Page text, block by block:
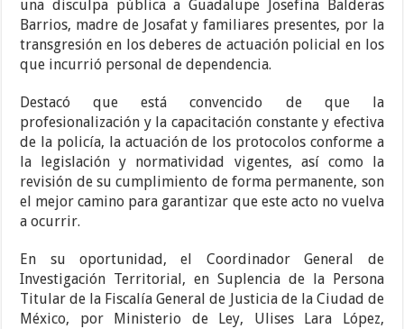
una disculpa pública a Guadalupe Josefina Balderas
Barrios, madre de Josafat y familiares presentes, por la
transgresión en los deberes de actuación policial en los
que incurrió personal de dependencia.
Destacó que está convencido de que la
profesionalización y la capacitación constante y efectiva
de la policía, la actuación de los protocolos conforme a
la legislación y normatividad vigentes, así como la
revisión de su cumplimiento de forma permanente, son
el mejor camino para garantizar que este acto no vuelva
a ocurrir.
En su oportunidad, el Coordinador General de
Investigación Territorial, en Suplencia de la Persona
Titular de la Fiscalía General de Justicia de la Ciudad de
México, por Ministerio de Ley, Ulises Lara López,